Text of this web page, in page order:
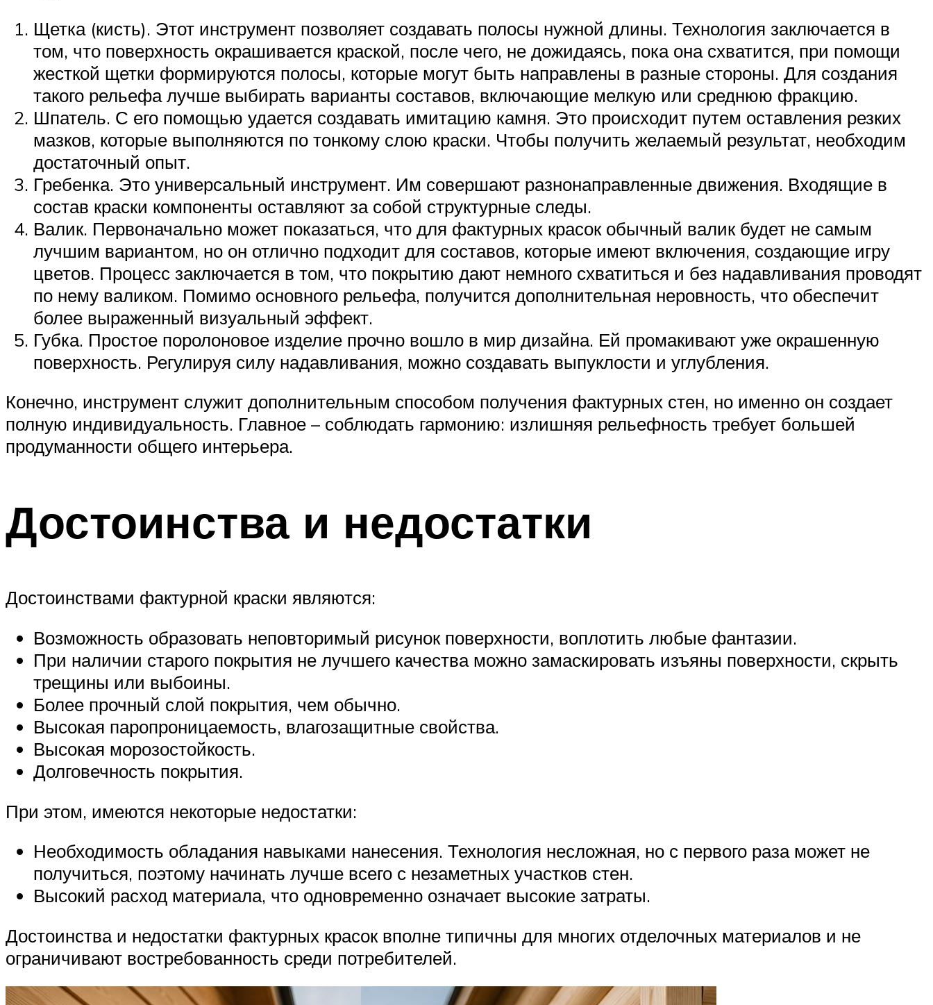
Щетка (кисть). Этот инструмент позволяет создавать полосы нужной длины. Технология заключается в
том, что поверхность окрашивается краской, после чего, не дожидаясь, пока она схватится, при помощи
жесткой щетки формируются полосы, которые могут быть направлены в разные стороны. Для создания
такого рельефа лучше выбирать варианты составов, включающие мелкую или среднюю фракцию.
Шпатель. С его помощью удается создавать имитацию камня. Это происходит путем оставления резких
мазков, которые выполняются по тонкому слою краски. Чтобы получить желаемый результат, необходим
достаточный опыт.
Гребенка. Это универсальный инструмент. Им совершают разнонаправленные движения. Входящие в
состав краски компоненты оставляют за собой структурные следы.
Валик. Первоначально может показаться, что для фактурных красок обычный валик будет не самым
лучшим вариантом, но он отлично подходит для составов, которые имеют включения, создающие игру
цветов. Процесс заключается в том, что покрытию дают немного схватиться и без надавливания проводят
по нему валиком. Помимо основного рельефа, получится дополнительная неровность, что обеспечит
более выраженный визуальный эффект.
Губка. Простое поролоновое изделие прочно вошло в мир дизайна. Ей промакивают уже окрашенную
поверхность. Регулируя силу надавливания, можно создавать выпуклости и углубления.
Конечно, инструмент служит дополнительным способом получения фактурных стен, но именно он создает
полную индивидуальность. Главное – соблюдать гармонию: излишняя рельефность требует большей
продуманности общего интерьера.
Достоинства и недостатки
Достоинствами фактурной краски являются:
Возможность образовать неповторимый рисунок поверхности, воплотить любые фантазии.
При наличии старого покрытия не лучшего качества можно замаскировать изъяны поверхности, скрыть
трещины или выбоины.
Более прочный слой покрытия, чем обычно.
Высокая паропроницаемость, влагозащитные свойства.
Высокая морозостойкость.
Долговечность покрытия.
При этом, имеются некоторые недостатки:
Необходимость обладания навыками нанесения. Технология несложная, но с первого раза может не
получиться, поэтому начинать лучше всего с незаметных участков стен.
Высокий расход материала, что одновременно означает высокие затраты.
Достоинства и недостатки фактурных красок вполне типичны для многих отделочных материалов и не
ограничивают востребованность среди потребителей.